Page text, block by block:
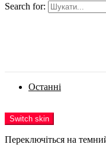
Search for:
Останні
Switch skin
Переключіться на